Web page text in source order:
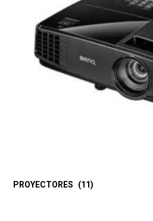
PROYECTORES (11)